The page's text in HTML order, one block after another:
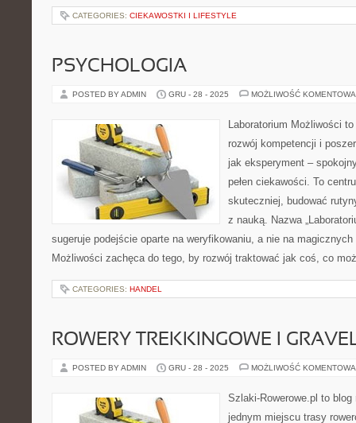
CATEGORIES: CIEKAWOSTKI I LIFESTYLE
PSYCHOLOGIA
POSTED BY ADMIN GRU - 28 - 2025 MOŻLIWOŚĆ
Laboratorium Możliwości
rozwój kompetencji i
jak eksperyment –
pełen ciekawości. To
skuteczniej, budować
z nauką. Nazwa
sugeruje podejście oparte na weryfikowaniu, a nie na
Możliwości zachęca do tego, by rozwój traktować jak coś, co
CATEGORIES: HANDEL
ROWERY TREKKINGOWE I
POSTED BY ADMIN GRU - 28 - 2025 MOŻLIWOŚĆ
Szlaki-Rowerowe.pl to blog
jednym miejscu trasy